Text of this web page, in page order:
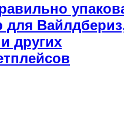
для
других